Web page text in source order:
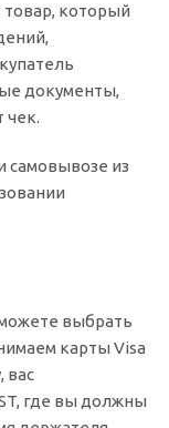
товар, который
документы,
чек.
самовывозе из
выбрать
карты Visa
вас
где вы должны